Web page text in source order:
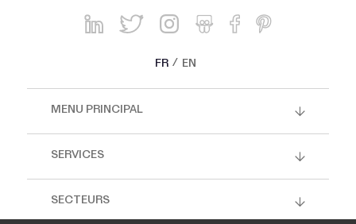
AUSTRALIE ET NOUVELLE-
ZÉLANDE
CHINE, HONG-KONG, SINGAPOUR
ÉTATS-UNIS, CANADA, MEXIQUE
FR EN
MENU PRINCIPAL
SERVICES
SECTEURS